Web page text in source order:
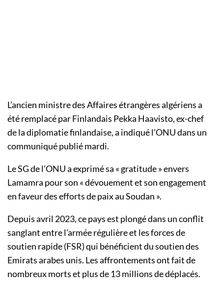
L’ancien ministre des Affaires étrangères algériens a
été remplacé par Finlandais Pekka Haavisto, ex-chef
de la diplomatie finlandaise, a indiqué l’ONU dans un
communiqué publié mardi.
Le SG de l’ONU a exprimé sa « gratitude » envers
Lamamra pour son « dévouement et son engagement
en faveur des efforts de paix au Soudan ».
Depuis avril 2023, ce pays est plongé dans un conflit
sanglant entre l’armée régulière et les forces de
soutien rapide (FSR) qui bénéficient du soutien des
Emirats arabes unis. Les affrontements ont fait de
nombreux morts et plus de 13 millions de déplacés.